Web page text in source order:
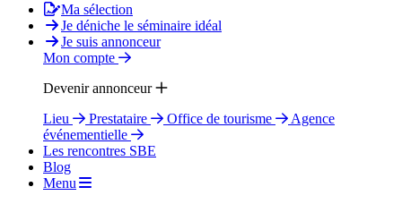
Ma sélection
Je déniche le séminaire idéal
Je suis annonceur
Mon compte
Devenir annonceur
Lieu
Prestataire Office de tourisme
Agence
événementielle
Les rencontres SBE
Blog
Menu